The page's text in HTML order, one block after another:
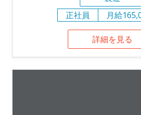
正社員
月給
詳細を見る